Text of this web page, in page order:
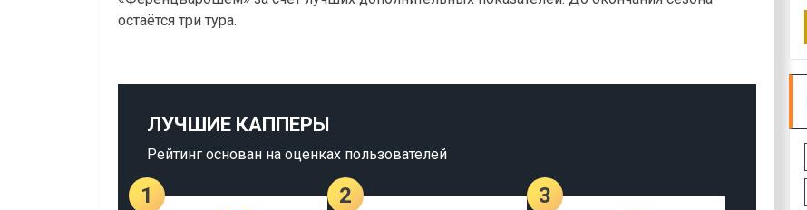
остаётся три тура.
ЛУЧШИЕ КАППЕРЫ
Рейтинг основан на оценках пользователей
1 2 3